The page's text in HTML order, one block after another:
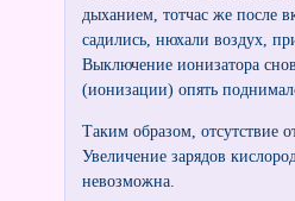
дыханием, тотчас же после
садились, нюхали воздух,
Выключение ионизатора
(ионизации) опять
Таким образом, отсутствие
Увеличение зарядов
невозможна.